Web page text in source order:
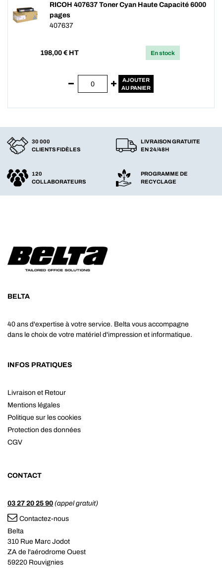
RICOH 407637 Toner Cyan Haute Capacité 6000
pages
407637
198,00 € HT En stock
AJOUTER
AU PANIER
30 000
CLIENTS FIDÈLES
LIVRAISON GRATUITE
EN 24/48H
120
COLLABORATEURS
PROGRAMME DE
RECYCLAGE
BELTA
40 ans d'expertise à votre service. Belta vous accompagne
dans le choix de votre matériel d'impression et informatique.
INFOS PRATIQUES
Livraison et Retour
Mentions légales
Politique sur les cookies
Protection des données
CGV
CONTACT
03 27 20 25 90 (appel gratuit)
Contactez-nous
Belta
310 Rue Marc Jodot
ZA de l'aérodrome Ouest
59220 Rouvignies